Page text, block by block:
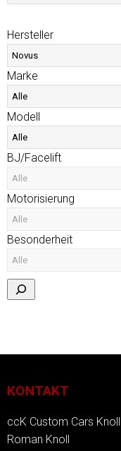
Hersteller
Marke
Modell
BJ/Facelift
Motorisierung
Besonderheit
KONTAKT
ccK Custom Cars Knoll
Roman Knoll